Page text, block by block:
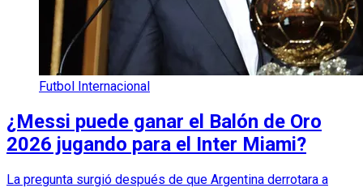
Futbol Internacional
¿Messi puede ganar el Balón de Oro
2026 jugando para el Inter Miami?
La pregunta surgió después de que Argentina derrotara a